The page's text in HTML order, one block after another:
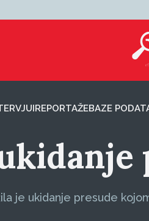
REPORTAŽEBAZE
je ukidanje presude